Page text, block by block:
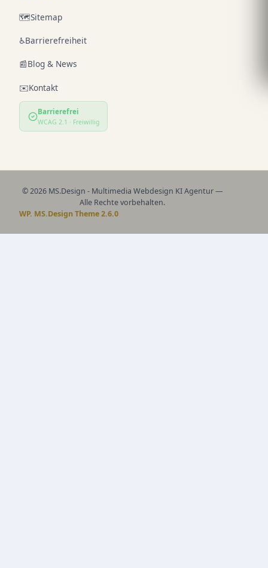
🗺️Sitemap
♿Barrierefreiheit
📰Blog & News
✉️Kontakt
Barrierefrei
WCAG 2.1 · Freiwillig
© 2026 MS.Design - Multimedia Webdesign KI Agentur —
Alle Rechte vorbehalten.
WP. MS.Design Theme 2.6.0